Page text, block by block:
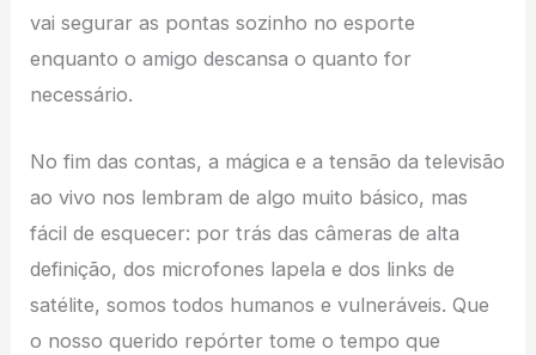
vai segurar as pontas sozinho no esporte
enquanto o amigo descansa o quanto for
necessário.
No fim das contas, a mágica e a tensão da televisão
ao vivo nos lembram de algo muito básico, mas
fácil de esquecer: por trás das câmeras de alta
definição, dos microfones lapela e dos links de
satélite, somos todos humanos e vulneráveis. Que
o nosso querido repórter tome o tempo que